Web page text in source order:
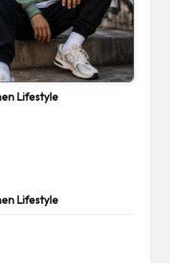
Lifestyle
Lifestyle